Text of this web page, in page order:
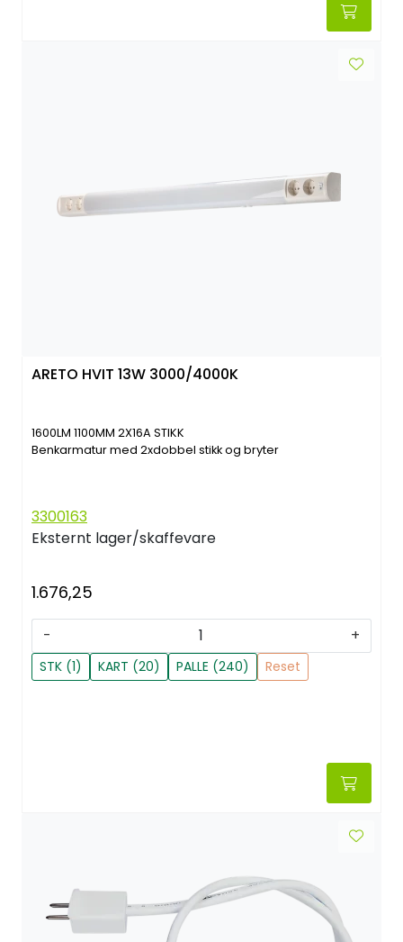
ARETO HVIT 13W 3000/4000K
1600LM 1100MM 2X16A STIKK
Benkarmatur med 2xdobbel stikk og bryter
3300163
Eksternt lager/skaffevare
1.676,25
- +
STK (1) KART (20) PALLE (240) Reset